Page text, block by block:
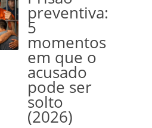
preventiva:
5
momentos
em que o
acusado
pode ser
solto
(2026)